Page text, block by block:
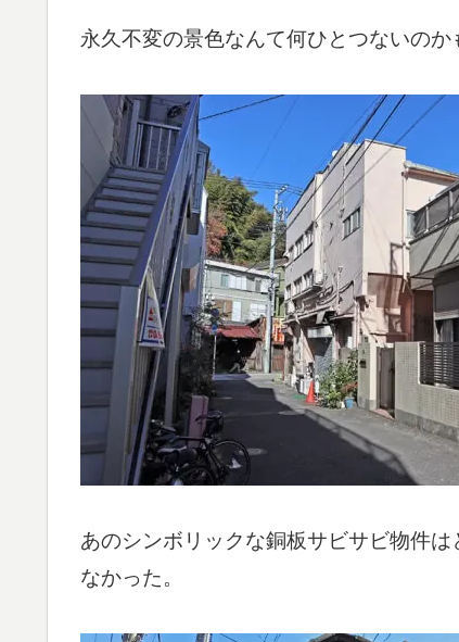
永久不変の景色なんて何ひとつないのか
あのシンボリックな銅板サビサビ物件
なかった。